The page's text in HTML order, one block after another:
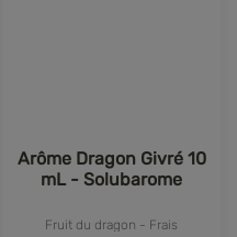
Arôme Dragon Givré 10
mL - Solubarome
Fruit du dragon - Frais